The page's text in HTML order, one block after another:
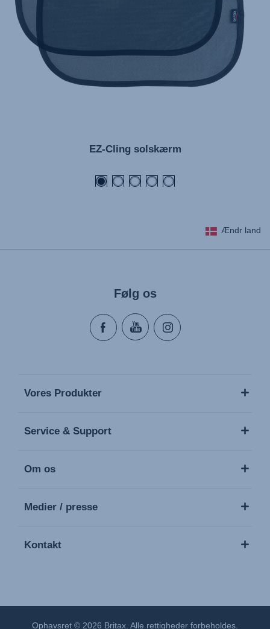
EZ-Cling solskærm
Ændr land
Følg os
Vores Produkter
Service & Support
Om os
Medier / presse
Kontakt
Ophavsret © 2026 Britax. Alle rettigheder forbeholdes.